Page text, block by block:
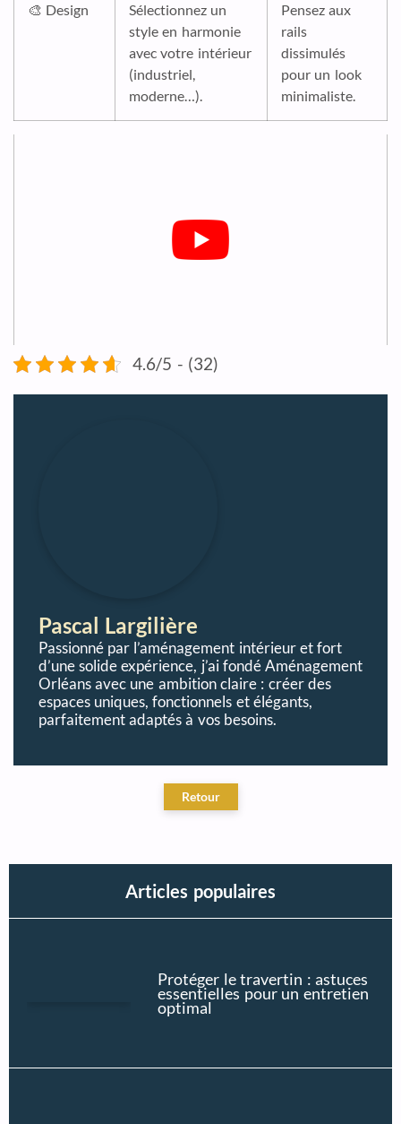
🎨 Design
Sélectionnez un
style en harmonie
avec votre intérieur
(industriel,
moderne…).
Pensez aux
rails
dissimulés
pour un look
minimaliste.
4.6/5 - (32)
Pascal Largilière
Passionné par l’aménagement intérieur et fort
d’une solide expérience, j’ai fondé Aménagement
Orléans avec une ambition claire : créer des
espaces uniques, fonctionnels et élégants,
parfaitement adaptés à vos besoins.
Articles populaires
Protéger le travertin : astuces
essentielles pour un entretien
optimal